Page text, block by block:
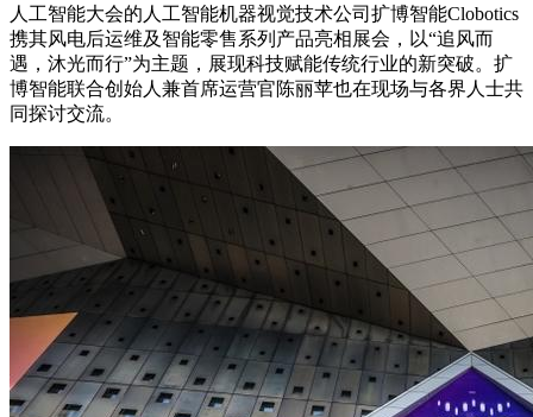
人工智能大会的人工智能机器视觉技术公司扩博智能Clobotics
携其风电后运维及智能零售系列产品亮相展会，以“追风而
遇，沐光而行”为主题，展现科技赋能传统行业的新突破。扩
博智能联合创始人兼首席运营官陈丽苹也在现场与各界人士共
同探讨交流。